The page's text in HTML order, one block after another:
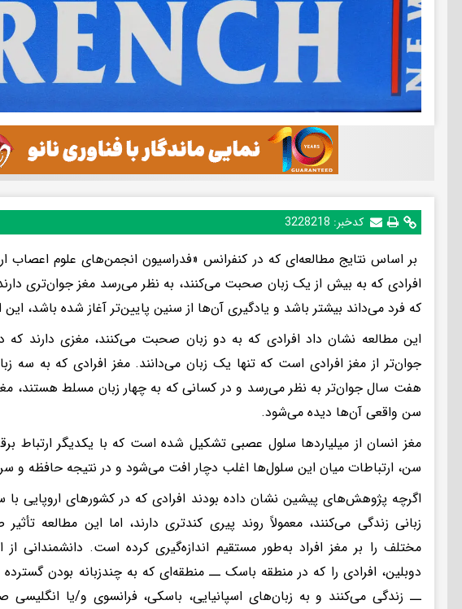
کدخبر: 3228218
بر اساس نتایج مطالعه‌ای که در کنفرانس «فدراسیون انجمن‌های علوم اعصاب
افرادی که به بیش از یک زبان صحبت می‌کنند، به نظر می‌رسد مغز جوان‌تری
که فرد می‌داند بیشتر باشد و یادگیری آن‌ها از سنین پایین‌تر آغاز شده باشد، این
این مطالعه نشان داد افرادی که به دو زبان صحبت می‌کنند، مغزی دارند
جوان‌تر از مغز افرادی است که تنها یک زبان می‌دانند. مغز افرادی که به سه
سن واقعی آن‌ها دیده می‌شود.
مغز انسان از میلیاردها سلول عصبی تشکیل شده است که با یکدیگر ارتباط
سن، ارتباطات میان این سلول‌ها اغلب دچار افت می‌شود و در نتیجه حافظه و
اگرچه پژوهش‌های پیشین نشان داده بودند افرادی که در کشورهای اروپایی با
زبانی زندگی می‌کنند، معمولاً روند پیری کندتری دارند، اما این مطالعه
مختلف را بر مغز افراد به‌طور مستقیم اندازه‌گیری کرده است. دانشمندانی از
دوبلین، افرادی را که در منطقه باسک ــ منطقه‌ای که به چندزبانه بودن
ــ زندگی می‌کنند و به زبان‌های اسپانیایی، باسکی، فرانسوی و/یا انگلیسی